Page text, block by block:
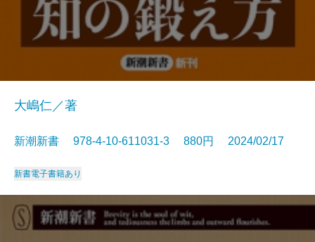
大嶋仁／著
新潮新書 978-4-10-611031-3 880円 2024/02/17
新書電子書籍あり